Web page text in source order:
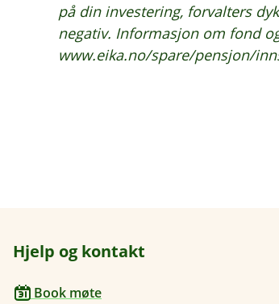
på din investering, forvalters
negativ. Informasjon om fond
www.eika.no/spare/pensjon/
Hjelp og kontakt
Book møte